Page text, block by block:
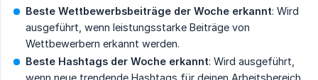
Beste Wettbewerbsbeiträge der Woche erkannt: Wird
ausgeführt, wenn leistungsstarke Beiträge von
Wettbewerbern erkannt werden.
Beste Hashtags der Woche erkannt: Wird ausgeführt,
wenn neue trendende Hashtags für deinen Arbeitsbereich